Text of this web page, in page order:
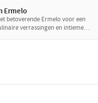
Ermelo
betoverende Ermelo voor een
verrassingen en intieme